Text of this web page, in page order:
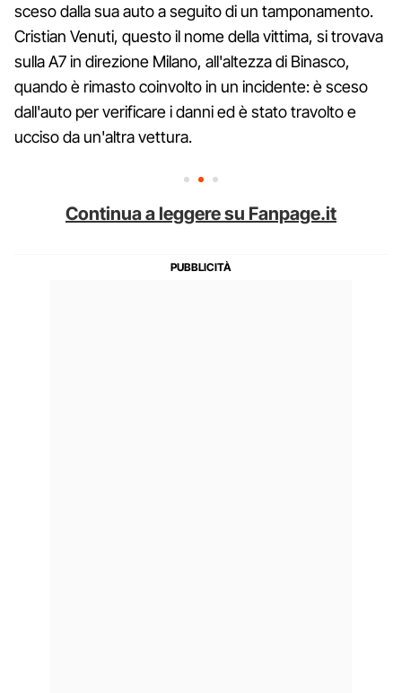
sceso dalla sua auto a seguito di un tamponamento.
Cristian Venuti, questo il nome della vittima, si trovava
sulla A7 in direzione Milano, all'altezza di Binasco,
quando è rimasto coinvolto in un incidente: è sceso
dall'auto per verificare i danni ed è stato travolto e
ucciso da un'altra vettura.
Continua a leggere su Fanpage.it